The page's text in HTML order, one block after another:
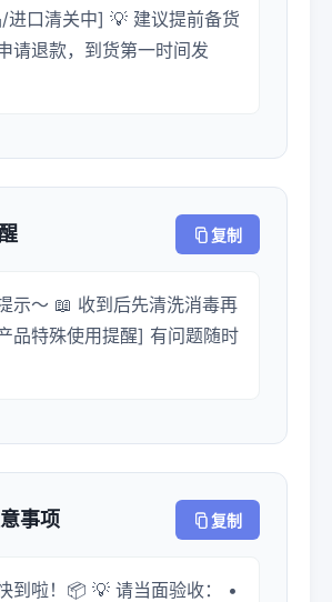
进口清关中] 💡 建议提前备货
请退款，到货第一时间发
复制
示～ 📖 收到后先清洗消毒再
品特殊使用提醒] 有问题随时
事项 复制
到啦！📦 💡 请当面验收： •